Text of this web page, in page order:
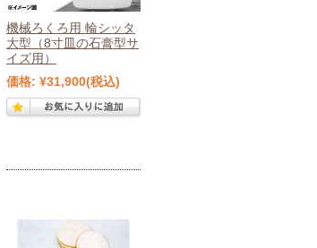
機械ろくろ用 輪シッタ
大型（8寸皿の石膏型サ
イズ用）
価格: ¥31,900(税込)